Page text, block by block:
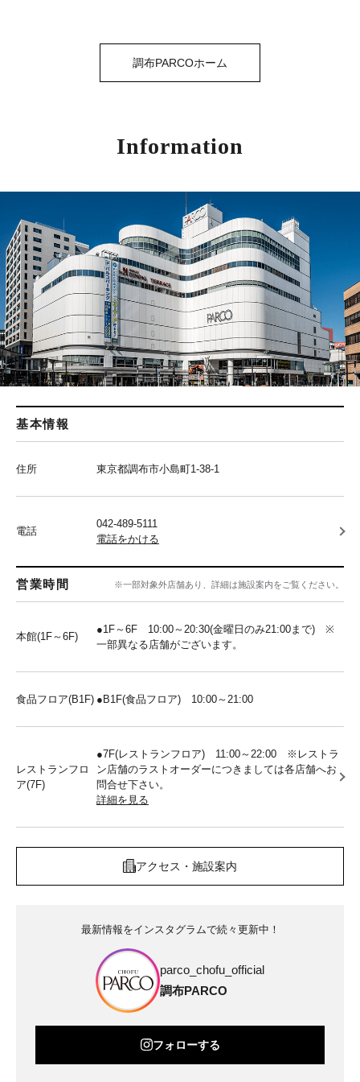
調布PARCOホーム
Information
基本情報
住所 東京都調布市小島町1-38-1
電話
042-489-5111
電話をかける
営業時間 ※一部対象外店舗あり、詳細は施設案内をご覧ください。
本館(1F～6F)
●1F～6F 10:00～20:30(金曜日のみ21:00まで) ※
一部異なる店舗がございます。
食品フロア(B1F) ●B1F(食品フロア) 10:00～21:00
レストランフロ
ア(7F)
●7F(レストランフロア) 11:00～22:00 ※レストラ
ン店舗のラストオーダーにつきましては各店舗へお
問合せ下さい。
詳細を見る
アクセス・施設案内
最新情報をインスタグラムで続々更新中！
parco_chofu_official
調布PARCO
フォローする